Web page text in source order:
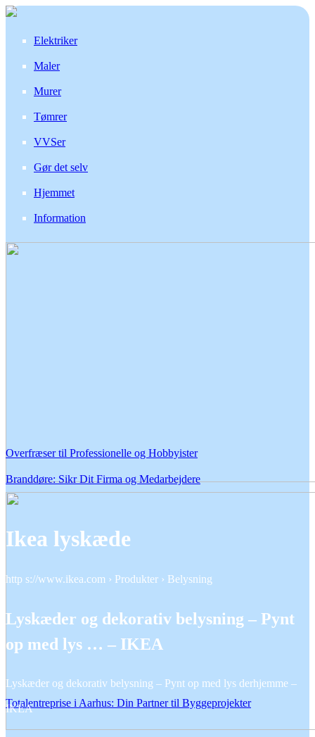
Elektriker
Maler
Murer
Tømrer
VVSer
Gør det selv
Hjemmet
Information
Overfræser til Professionelle og Hobbyister
Branddøre: Sikr Dit Firma og Medarbejdere
Totalentreprise i Aarhus: Din Partner til Byggeprojekter
Ikea lyskæde
http s://www.ikea.com › Produkter › Belysning
Lyskæder og dekorativ belysning – Pynt
op med lys … – IKEA
Lyskæder og dekorativ belysning – Pynt op med lys derhjemme –
IKEA